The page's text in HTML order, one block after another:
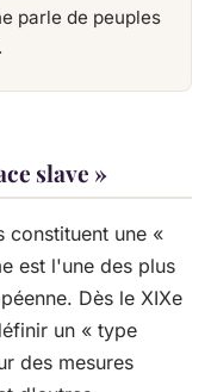
parle de peuples
slave »
constituent une «
est l'une des plus
Dès le XIXe
un « type
des mesures